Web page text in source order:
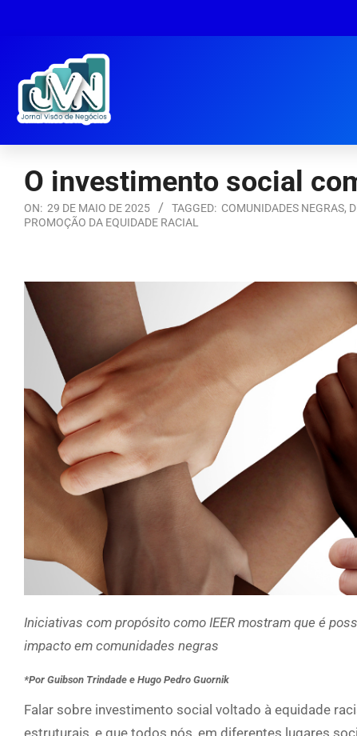
O investimento social
ON: 29 DE MAIO DE 2025 TAGGED: COMUNIDADES NEGRAS,
PROMOÇÃO DA EQUIDADE RACIAL
Iniciativas com propósito como IEER mostram que é
impacto em comunidades negras
*Por Guibson Trindade e Hugo Pedro Guornik
Falar sobre investimento social voltado à equidade
estruturais, e que todos nós, em diferentes lugares